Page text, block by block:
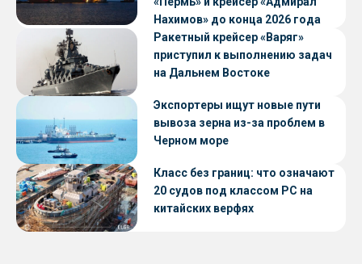
Нахимов» до конца 2026 года
Ракетный крейсер «Варяг»
приступил к выполнению задач
на Дальнем Востоке
Экспортеры ищут новые пути
вывоза зерна из-за проблем в
Черном море
Класс без границ: что означают
20 судов под классом РС на
китайских верфях